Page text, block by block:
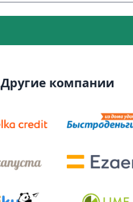
Другие компании